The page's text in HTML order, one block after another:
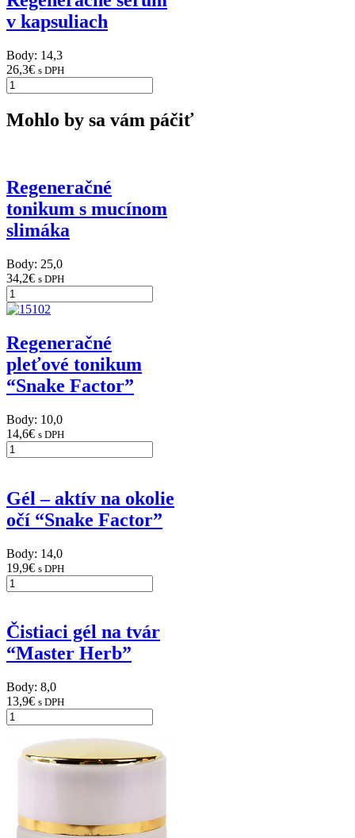
v kapsuliach
Body: 14,3
26,3€ s DPH
Mohlo by sa vám páčiť
Regeneračné
tonikum s mucínom
slimáka
Body: 25,0
34,2€ s DPH
Regeneračné
pleťové tonikum
“Snake Factor”
Body: 10,0
14,6€ s DPH
Gél – aktív na okolie
očí “Snake Factor”
Body: 14,0
19,9€ s DPH
Čistiaci gél na tvár
“Master Herb”
Body: 8,0
13,9€ s DPH